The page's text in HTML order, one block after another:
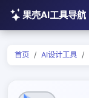
果壳AI工具导航
首页 AI设计工具